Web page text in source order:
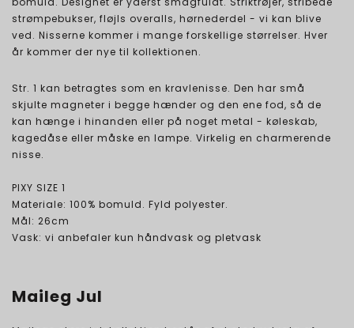
strømpebukser, fløjls overalls, hørnederdel - vi kan blive
ved. Nisserne kommer i mange forskellige størrelser. Hver
år kommer der nye til kollektionen.
Str. 1 kan betragtes som en kravlenisse. Den har små
skjulte magneter i begge hænder og den ene fod, så de
kan hænge i hinanden eller på noget metal - køleskab,
kagedåse eller måske en lampe. Virkelig en charmerende
nisse.
PIXY SIZE 1
Materiale: 100% bomuld. Fyld polyester.
Mål: 26cm
Vask: vi anbefaler kun håndvask og pletvask
Maileg Jul